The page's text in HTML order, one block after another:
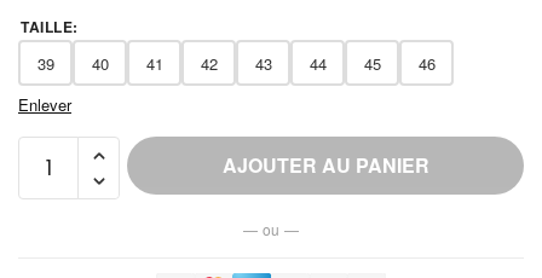
TAILLE:
39 40 41 42 43 44 45
46
Enlever
Chausson
AJOUTER AU PANIER
— ou —